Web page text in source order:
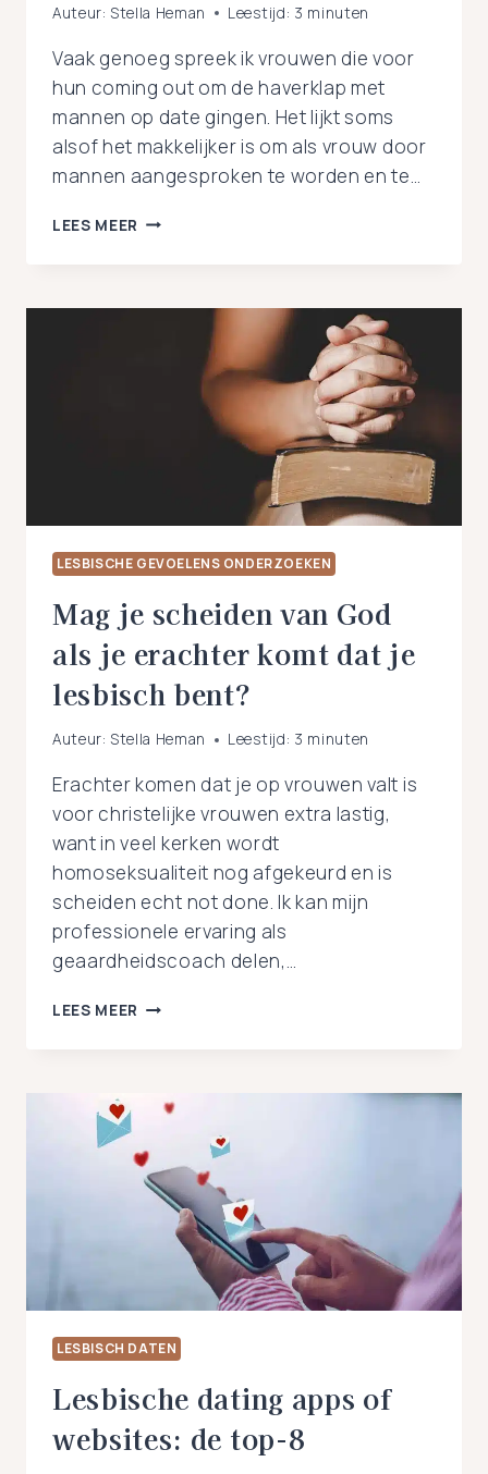
Auteur: Stella Heman Leestijd: 3 minuten
Vaak genoeg spreek ik vrouwen die voor
hun coming out om de haverklap met
mannen op date gingen. Het lijkt soms
alsof het makkelijker is om als vrouw door
mannen aangesproken te worden en te…
LEES MEER OFFLINE
HANDIGE
LESBISCHE GEVOELENS ONDERZOEKEN
Mag je scheiden van God
als je erachter komt dat je
lesbisch bent?
Auteur: Stella Heman Leestijd: 3 minuten
Erachter komen dat je op vrouwen valt is
voor christelijke vrouwen extra lastig,
want in veel kerken wordt
homoseksualiteit nog afgekeurd en is
scheiden echt not done. Ik kan mijn
professionele ervaring als
geaardheidscoach delen,…
LEES MEER MAG
ALS
ERACHTER
KOMT
DAT
LESBISCH
LESBISCH DATEN
Lesbische dating apps of
websites: de top-8